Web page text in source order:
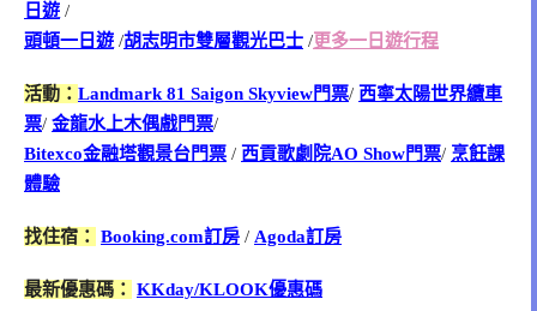
日遊 /
頭頓一日遊 /胡志明市雙層觀光巴士 /更多一日遊行程
活動： Landmark 81 Saigon Skyview門票/ 西寧太陽世界纜車
票/ 金龍水上木偶戲門票/
Bitexco金融塔觀景台門票 / 西貢歌劇院AO Show門票/ 烹飪課
體驗
找住宿： Booking.com訂房 / Agoda訂房
最新優惠碼： KKday/KLOOK優惠碼